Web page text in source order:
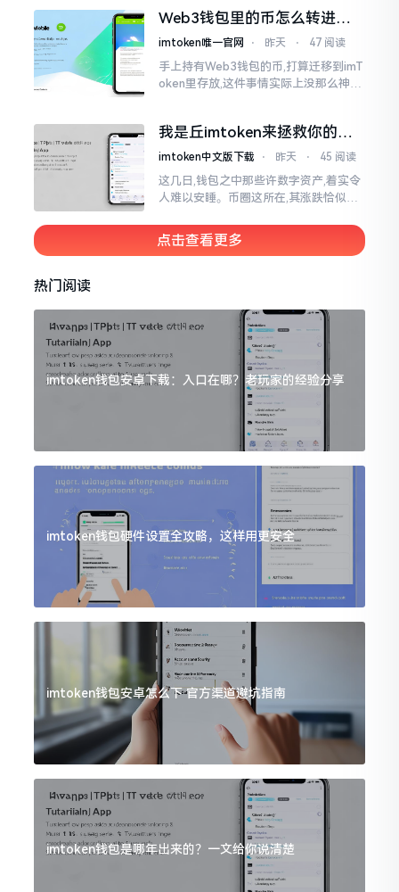
是陷阱。
Web3钱包里的币怎么转进
imToken？别慌，三步搞定
imtoken唯一官网 ⋅ 昨天 ⋅ 47 阅读
手上持有Web3钱包的币,打算迁移到imT
oken里存放,这件事情实际上没那么神秘
我是丘imtoken来拯救你的钱
包
imtoken中文版下载 ⋅ 昨天 ⋅ 45 阅读
这几日,钱包之中那些许数字资产,着实令
人难以安睡。币圈这所在,其涨跌恰似翻
然绿得人心慌慌。众多人手中紧握着一
堆币
点击查看更多
热门阅读
imtoken钱包安卓下载：入口在哪？老玩家的经验分享
imtoken钱包硬件设置全攻略，这样用更安全
imtoken钱包安卓怎么下 官方渠道避坑指南
imtoken钱包是哪年出来的？一文给你说清楚